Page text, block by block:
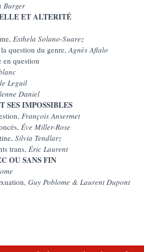
Burger
ET ALTERITÉ
Esthela Solano-Suarez
question du genre,Agnès Aflalo
en question
Leguil
Daniel
SES IMPOSSIBLES
François Ansermet
Ève Miller-Rose
Silvia Tendlarz
trans, Éric Laurent
OU SANS FIN
Guy Poblome & Laurent Dupont